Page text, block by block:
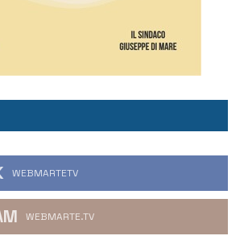
WEBMARTETV
WEBMARTE.TV